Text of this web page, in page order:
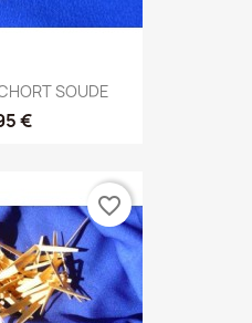
SOUDE
€
favorite_border